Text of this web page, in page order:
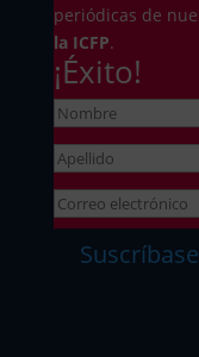
periódicas de
la ICFP.
¡Éxito!